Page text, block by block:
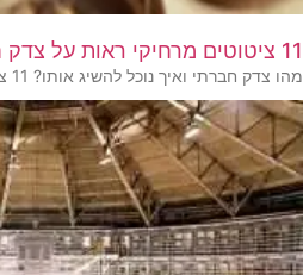
11 ציטוטים מרחיקי ראות על צדק חברתי
מהו צדק חברתי ואיך נוכל להשיג אותו? 11 ציטוטים יפים